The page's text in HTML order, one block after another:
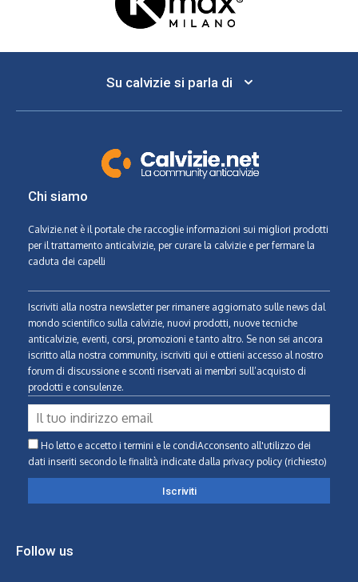
Su calvizie si parla di
Chi siamo
Calvizie.net è il portale che raccoglie informazioni sui migliori prodotti
per il trattamento anticalvizie, per curare la calvizie e per fermare la
caduta dei capelli
Iscriviti alla nostra newsletter per rimanere aggiornato sulle news dal
mondo scientifico sulla calvizie, nuovi prodotti, nuove tecniche
anticalvizie, eventi, corsi, promozioni e tanto altro. Se non sei ancora
iscritto alla nostra community, iscriviti qui e ottieni accesso al nostro
forum di discussione e sconti riservati ai membri sull’acquisto di
prodotti e consulenze.
Ho letto e accetto i termini e le condiAcconsento all'utilizzo dei
dati inseriti secondo le finalità indicate dalla privacy policy (richiesto)
Follow us